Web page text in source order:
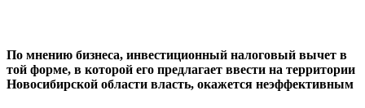
По мнению бизнеса, инвестиционный налоговый вычет в
той форме, в которой его предлагает ввести на территории
Новосибирской области власть, окажется неэффективным